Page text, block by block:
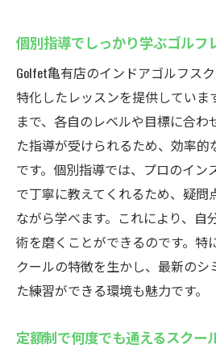
個別指導でしっかり学ぶゴルフ
Golfet亀有店のインドアゴルフス
特化したレッスンを提供していま
まで、各自のレベルや目標に合
た指導が受けられるため、効率
です。個別指導では、プロのイン
で丁寧に教えてくれるため、疑問
ながら学べます。これにより、自
術を磨くことができるのです。特
クールの特徴を生かし、最新のシ
た練習ができる環境も魅力です。
定額制で何度でも通えるスクー